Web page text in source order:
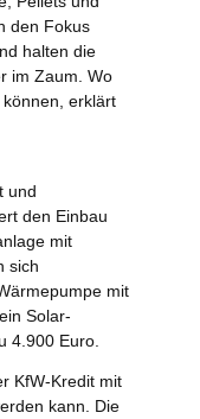
den Fokus
halten die
im Zaum. Wo
erklärt
und
den Einbau
mit
sich
mit
Solar-
4.900 Euro.
KfW-Kredit mit
kann. Die